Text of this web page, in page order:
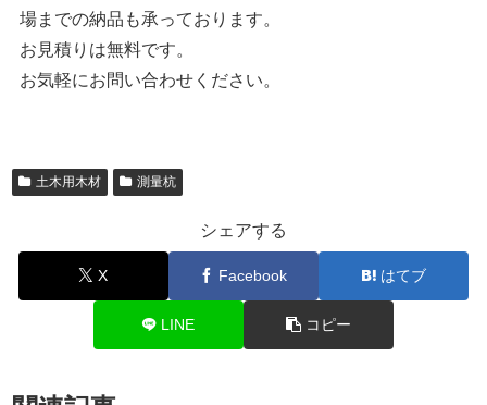
場までの納品も承っております。
お見積りは無料です。
お気軽にお問い合わせください。
土木用木材 測量杭
シェアする
X Facebook はてブ
LINE コピー